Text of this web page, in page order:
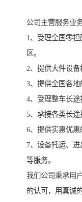
公司主营服务业务
1、受理全国零
区。
2、提供大件设备
3、提供全国各地
4、受理整车长途
5、承接各类长途
6、提供实惠优惠
7、设备托运、
等服务。
我们公司秉承用
的认可，用真诚